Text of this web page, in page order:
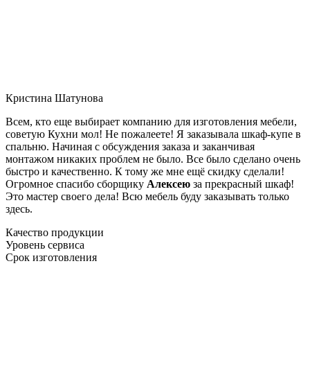
Кристина Шатунова
Всем, кто еще выбирает компанию для изготовления мебели,
советую Кухни мол! Не пожалеете! Я заказывала шкаф-купе в
спальню. Начиная с обсуждения заказа и заканчивая
монтажом никаких проблем не было. Все было сделано очень
быстро и качественно. К тому же мне ещё скидку сделали!
Огромное спасибо сборщику Алексею за прекрасный шкаф!
Это мастер своего дела! Всю мебель буду заказывать только
здесь.
Качество продукции
Уровень сервиса
Срок изготовления